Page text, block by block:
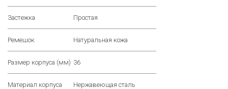
Застежка Простая
Ремешок Натуральная кожа
Размер корпуса (мм) 36
Материал корпуса Нержавеющая сталь